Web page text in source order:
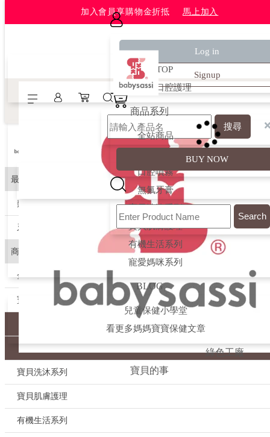
加入會員享購物金折抵 馬上加入
熱銷TOP
牙醫推薦口腔護理
商品系列
全站商品
口腔噴霧
無氟牙膏
寶貝洗沐系列
寶貝肌膚護理
有機生活系列
寵愛媽咪系列
BLOG
兒童保健小學堂
看更多媽媽寶寶保健文章
綠色工廠
寶貝的事
Log in
Signup
BUY NOW
Search
搜尋
最新優惠
熱銷TOP
牙醫推薦口腔護理
商品系列
全站商品
寶貝口腔健康
無氟牙膏
寶貝洗沐系列
寶貝肌膚護理
有機生活系列